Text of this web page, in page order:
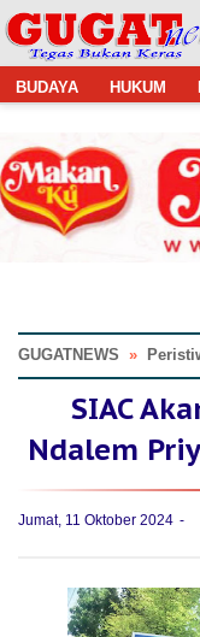
BUDAYA HUKUM
GUGATNEWS »
SIAC
Ndalem
Jumat, 11 Oktober 2024